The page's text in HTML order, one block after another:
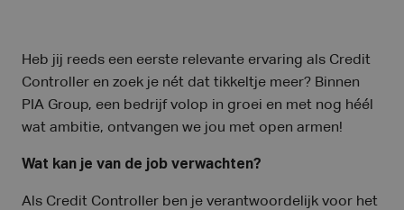
Heb jij reeds een eerste relevante ervaring als Credit
Controller en zoek je nét dat tikkeltje meer? Binnen
PIA Group, een bedrijf volop in groei en met nog héél
wat ambitie, ontvangen we jou met open armen!
Wat kan je van de job verwachten?
Als Credit Controller ben je verantwoordelijk voor het